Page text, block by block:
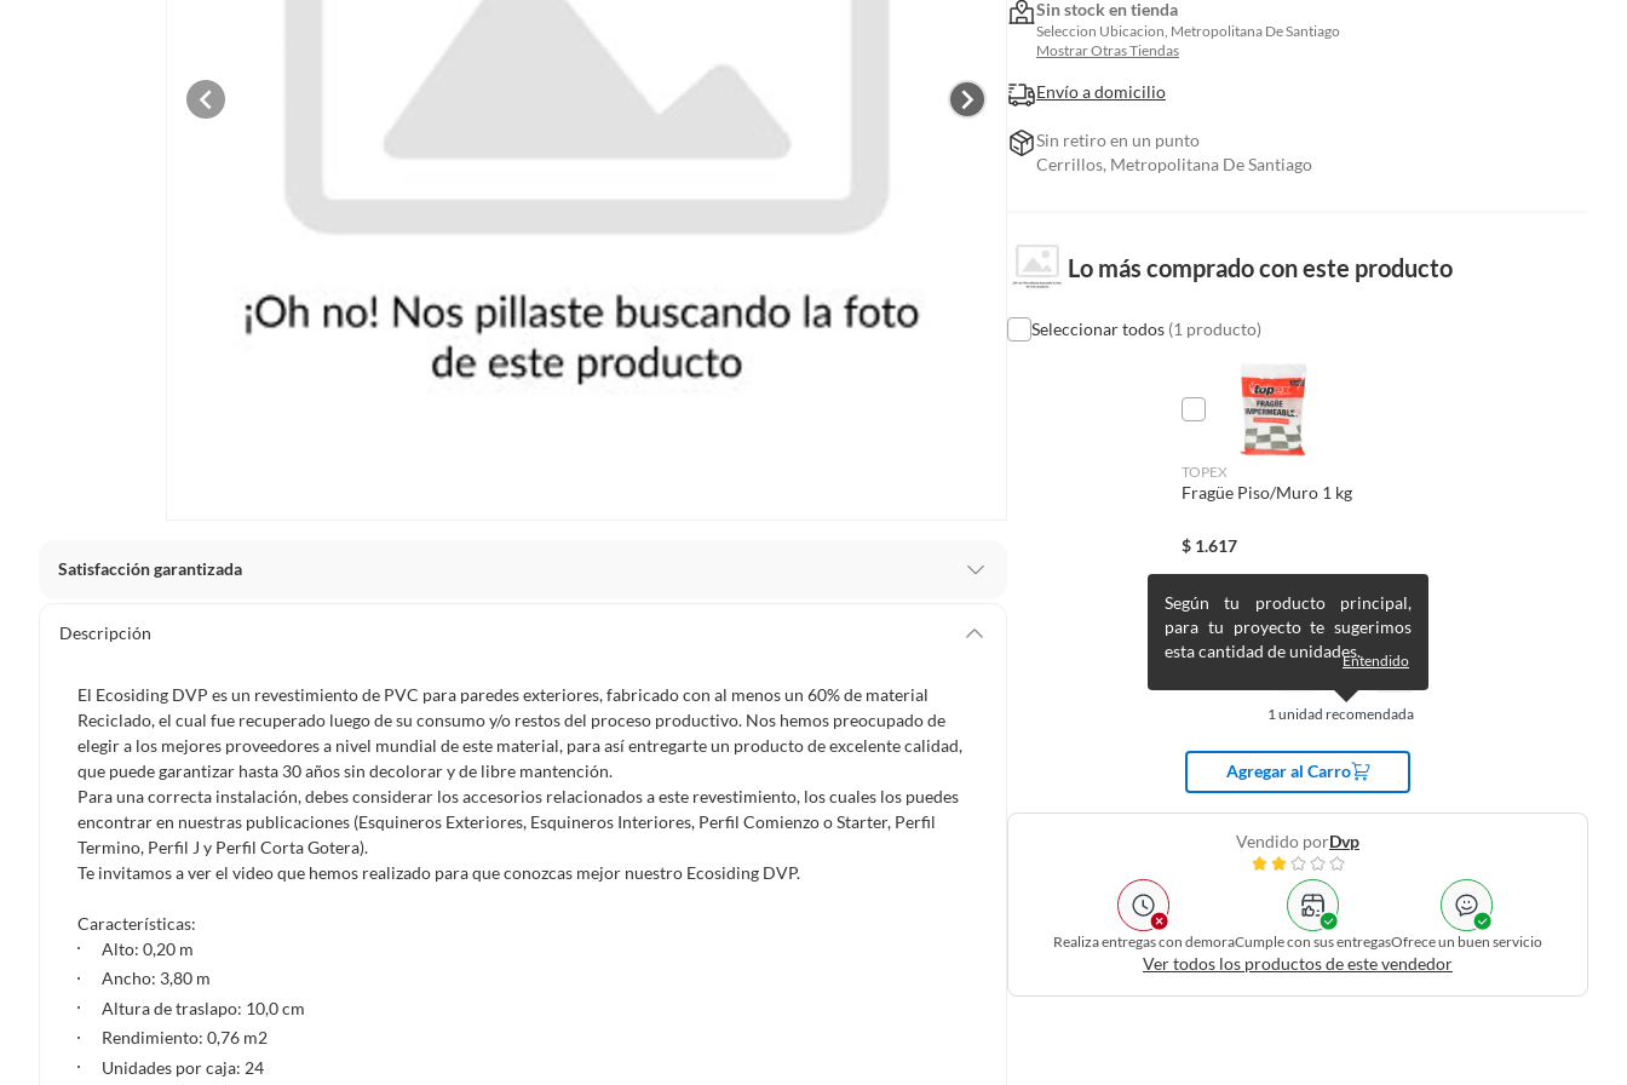
Satisfacción garantizada
Debe estar en perfecto estado, con todas sus etiquetas, sellos intactos y sin uso, tal como te lo entregamos. Ten
Productos que, por su naturaleza, no puedan ser devueltos, puedan deteriorarse o caducar con rapidez.
Confeccionados a la medida.
De uso personal.
En sodimac.cl te damos30 días desde que recibes el producto. Debe estar en perfecto estado, con todas sus
etiquetas y sin uso, tal como te lo entregamos.
Productos digitales que se entregan a través de una descarga electrónica, por ejemplo, cupones de experiencia o
Productos a pedido o confeccionados a medida.
Productos que han sido informados como imperfectos, usados, reparados, abiertos, de segunda selección,
remanufacturados o con alguna deficiencia, que sean comprados en esa condición a un precio reducido.
Alimentos, bebidas, medicamentos, suplementos alimenticios, vitaminas, entre otros análogos.
Pinturas de un color a solicitud.
Descripción
El Ecosiding DVP es un revestimiento de PVC para paredes exteriores, fabricado con al menos un 60% de material
Reciclado, el cual fue recuperado luego de su consumo y/o restos del proceso productivo. Nos hemos preocupado de
elegir a los mejores proveedores a nivel mundial de este material, para así entregarte un producto de excelente calidad,
que puede garantizar hasta 30 años sin decolorar y de libre mantención.
Para una correcta instalación, debes considerar los accesorios relacionados a este revestimiento, los cuales los puedes
encontrar en nuestras publicaciones (Esquineros Exteriores, Esquineros Interiores, Perfil Comienzo o Starter, Perfil
Termino, Perfil J y Perfil Corta Gotera).
Te invitamos a ver el video que hemos realizado para que conozcas mejor nuestro Ecosiding DVP.
Características:
Alto: 0,20 m
Ancho: 3,80 m
Altura de traslapo: 10,0 cm
Rendimiento: 0,76 m2
Unidades por caja: 24
Sin stock en tienda
Seleccion Ubicacion, Metropolitana De Santiago
Mostrar Otras Tiendas
Envío a domicilio
Sin retiro en un punto
Cerrillos, Metropolitana De Santiago
Lo más comprado con este producto
Seleccionar todos (1 producto)
TOPEX
Fragüe Piso/Muro 1 kg
$ 1.617
1 unidad recomendada
Según tu producto principal,
para tu proyecto te sugerimos
esta cantidad de unidades.Entendido
Agregar al Carro
Vendido porDvp
Realiza entregas con demoraCumple con sus entregasOfrece un buen servicio
Ver todos los productos de este vendedor